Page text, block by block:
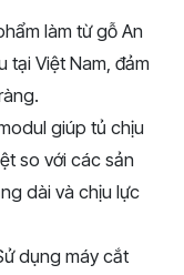
làm từ gỗ An
tại Việt Nam, đảm
giúp tủ chịu
so với các sản
dài và chịu lực
dụng máy cắt